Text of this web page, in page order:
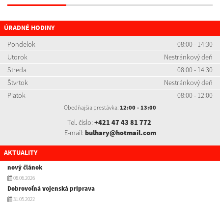
ÚRADNÉ HODINY
Pondelok
08:00 - 14:30
Utorok
Nestránkový deň
Streda
08:00 - 14:30
Štvrtok
Nestránkový deň
Piatok
08:00 - 12:00
Obedňajšia prestávka: 12:00 - 13:00
Tel. číslo: +421 47 43 81 772
E-mail: bulhary@hotmail.com
AKTUALITY
nový článok
08.06.2026
Dobrovoľná vojenská príprava
31.05.2022